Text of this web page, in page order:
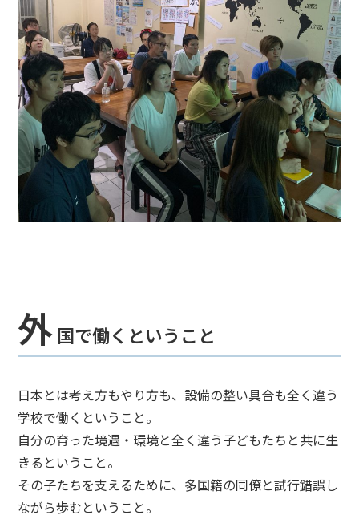
外 国で働くということ
日本とは考え方もやり方も、設備の整い具合も全く違う
学校で働くということ。
自分の育った境遇・環境と全く違う子どもたちと共に生
きるということ。
その子たちを支えるために、多国籍の同僚と試行錯誤し
ながら歩むということ。